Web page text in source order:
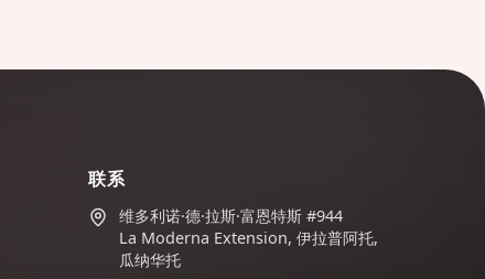
联系
维多利诺·德·拉斯·富恩特斯 #944
La Moderna Extension, 伊拉普阿托,
瓜纳华托